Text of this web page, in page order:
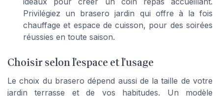
Privilégiez un brasero jardin qui offre à la fois
chauffage et espace de cuisson, pour des soirées
réussies en toute saison.
Choisir selon l’espace et l’usage
Le choix du brasero dépend aussi de la taille de votre
jardin terrasse et de vos habitudes. Un modèle